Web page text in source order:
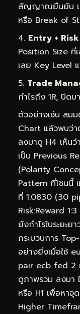
สัญญาณยืนยัน เ
หรือ Break of
Entry +
Position Size ที่
เลย Key Level
Trade
กำไรถึง 1R, ปิด
ตัวอย่างเช่น สมม
Chart แล้วพบว่า
ลงมาดู H4 เห็นว่
เป็น Previous
(Polarity
Pattern ที่โซนนี้
ที่ 1.0830 (30
Risk:Reward
ยังกำไรในระยะยา
กระบวนการ
อย่างยิ่งเมื่อใช้
pair ecb fed 2
ดูภาพรวม ลงมา
หรือ H1 เพื่อหา
Higher